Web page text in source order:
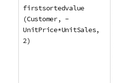
firstsortedvalue
(Customer, -
UnitPrice*UnitSales,
2)